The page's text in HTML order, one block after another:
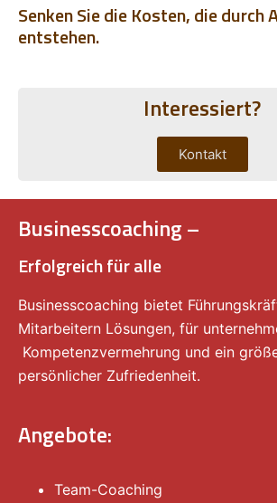
Senken Sie die Kosten, die
entstehen.
Interessiert?
Kontakt
Businesscoaching –
Erfolgreich für alle
Businesscoaching bietet
Mitarbeitern Lösungen, für
Kompetenzvermehrung und ein
persönlicher Zufriedenheit.
Angebote:
Team-Coaching